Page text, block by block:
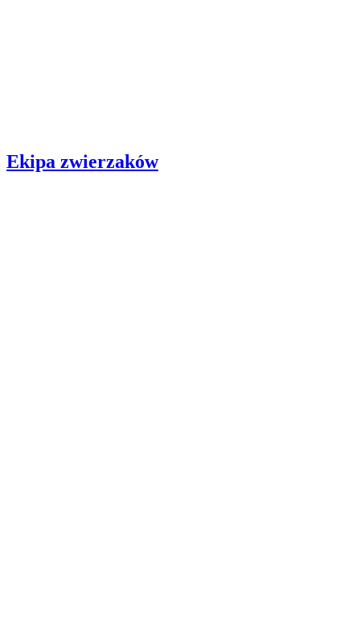
Ekipa zwierzaków